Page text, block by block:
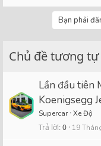
Bạn phải
Chủ đề tương tự
Lần đầu tiên
Koenigsegg
Supercar Xe Độ
Trả lời 0 19